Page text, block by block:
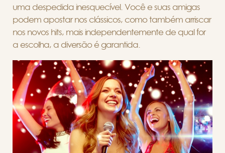
uma despedida inesquecível. Você e suas amigas
podem apostar nos clássicos, como também arriscar
nos novos hits, mais independentemente de qual for
a escolha, a diversão é garantida.